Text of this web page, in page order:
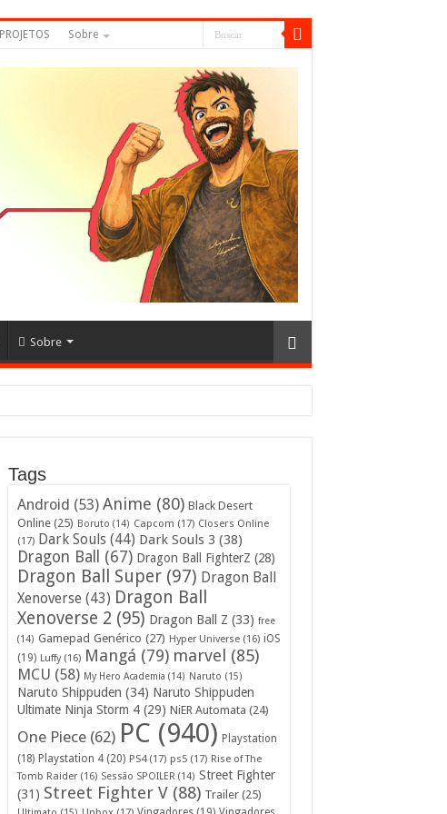
PROJETOS Sobre
Sobre
Tags
Android (53) Anime (80) Black Desert
Online(25) Boruto (14) Capcom (17) Closers Online
(17) Dark Souls(44) Dark Souls 3 (38)
Dragon Ball (67) Dragon Ball FighterZ (28)
Dragon Ball Super(97) Dragon Ball
Xenoverse (43) Dragon Ball
Xenoverse 2 (95) Dragon Ball Z (33) free
(14) Gamepad Genérico (27) Hyper Universe(16) iOS
(19) Luffy(16) Mangá (79) marvel (85)
MCU (58) My Hero Academia (14) Naruto (15)
Naruto Shippuden (34) Naruto Shippuden
Ultimate Ninja Storm 4(29) NiER Automata (24)
One Piece(62) PC (940) Playstation
(18) Playstation 4(20) PS4(17) ps5(17) Rise of The
Tomb Raider(16) Sessão SPOILER(14) Street Fighter
(31) Street Fighter V(88) Trailer(25)